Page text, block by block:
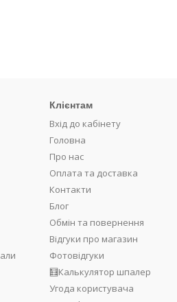
Клієнтам
Вхід до кабінету
Головна
Про нас
Оплата та доставка
Контакти
Блог
Обмін та повернення
Відгуки про магазин
Фотовідгуки
🧮Калькулятор шпалер
Угода користувача